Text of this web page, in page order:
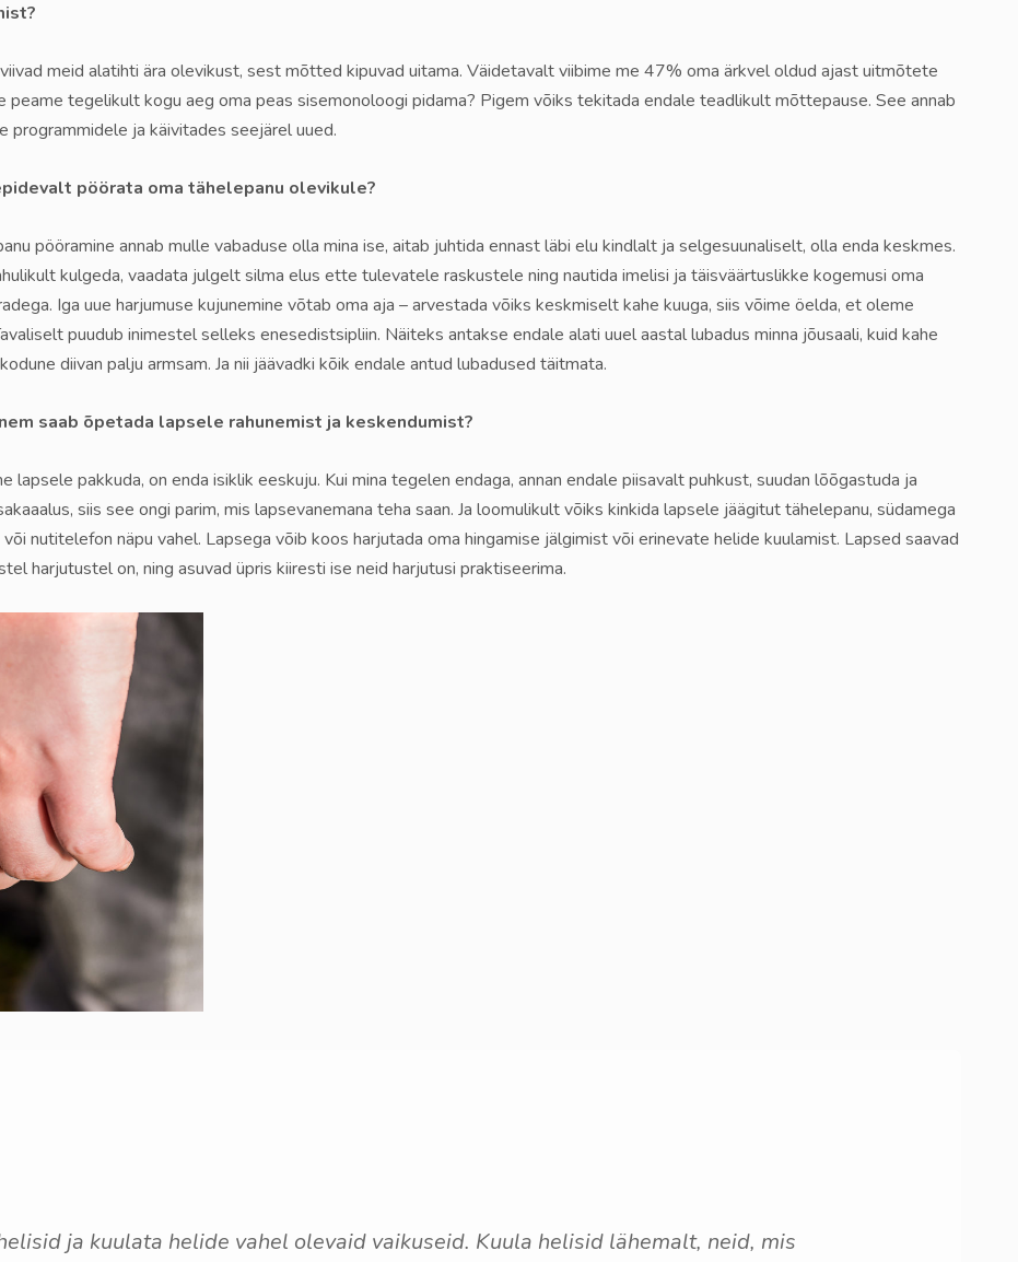
meid alatihti ära olevikust, sest mõtted kipuvad uitama. Väidetavalt viibime me 47% oma ärkvel oldud ajast uitmõtete
peame tegelikult kogu aeg oma peas sisemonoloogi pidama? Pigem võiks tekitada endale teadlikult mõttepause. See annab
ja käivitades seejärel uued.
pöörata oma tähelepanu olevikule?
pööramine annab mulle vabaduse olla mina ise, aitab juhtida ennast läbi elu kindlalt ja selgesuunaliselt, olla enda keskmes.
kulgeda, vaadata julgelt silma elus ette tulevatele raskustele ning nautida imelisi ja täisväärtuslikke kogemusi oma
Iga uue harjumuse kujunemine võtab oma aja – arvestada võiks keskmiselt kahe kuuga, siis võime öelda, et oleme
puudub inimestel selleks enesedistsipliin. Näiteks antakse endale alati uuel aastal lubadus minna jõusaali, kuid kahe
diivan palju armsam. Ja nii jäävadki kõik endale antud lubadused täitmata.
saab õpetada lapsele rahunemist ja keskendumist?
lapsele pakkuda, on enda isiklik eeskuju. Kui mina tegelen endaga, annan endale piisavalt puhkust, suudan lõõgastuda ja
siis see ongi parim, mis lapsevanemana teha saan. Ja loomulikult võiks kinkida lapsele jäägitut tähelepanu, südamega
nutitelefon näpu vahel. Lapsega võib koos harjutada oma hingamise jälgimist või erinevate helide kuulamist. Lapsed saavad
harjutustel on, ning asuvad üpris kiiresti ise neid harjutusi praktiseerima.
ja kuulata helide vahel olevaid vaikuseid. Kuula helisid lähemalt, neid, mis